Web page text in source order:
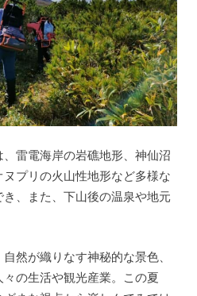
雷電海岸の岩礁地形、神仙沼
プリの火山性地形など多様な
、また、下山後の温泉や地元
然が織りなす神秘的な景色、
の生活や観光産業。この夏